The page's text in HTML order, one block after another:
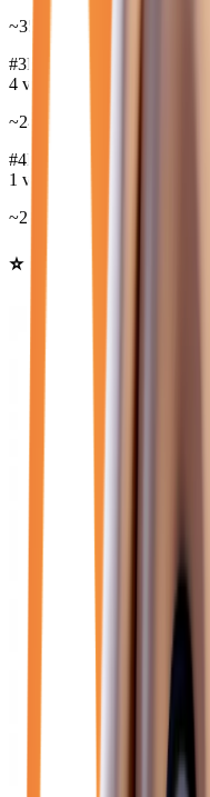
~35 735
#3PEUGEOT
4 véh.
~24 958
#4FORD
1 véh.
~24 958
⭐ Nos meilleures offres